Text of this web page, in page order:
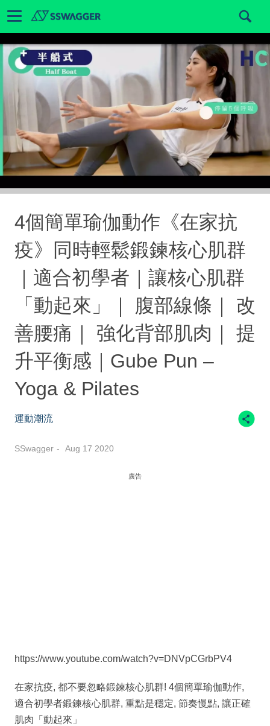
4個簡單瑜伽動作《在家抗
疫》同時輕鬆鍛鍊核心肌群
｜適合初學者｜讓核心肌群
「動起來」｜ 腹部線條｜ 改
善腰痛｜ 強化背部肌肉｜ 提
升平衡感｜Gube Pun –
Yoga & Pilates
運動潮流
SSwagger Aug 17 2020
廣告
https://www.youtube.com/watch?v=DNVpCGrbPV4
在家抗疫, 都不要忽略鍛鍊核心肌群! 4個簡單瑜伽動作,
適合初學者鍛鍊核心肌群, 重點是穩定, 節奏慢點, 讓正確
肌肉「動起來」